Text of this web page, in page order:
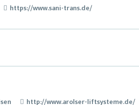
https://www.sani-trans.de/
http://www.arolser-liftsysteme.de/